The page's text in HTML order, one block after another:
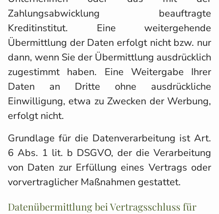
Zahlungsabwicklung beauftragte
Kreditinstitut. Eine weitergehende
Übermittlung der Daten erfolgt nicht bzw. nur
dann, wenn Sie der Übermittlung ausdrücklich
zugestimmt haben. Eine Weitergabe Ihrer
Daten an Dritte ohne ausdrückliche
Einwilligung, etwa zu Zwecken der Werbung,
erfolgt nicht.
Grundlage für die Datenverarbeitung ist Art.
6 Abs. 1 lit. b DSGVO, der die Verarbeitung
von Daten zur Erfüllung eines Vertrags oder
vorvertraglicher Maßnahmen gestattet.
Datenübermittlung bei Vertragsschluss für